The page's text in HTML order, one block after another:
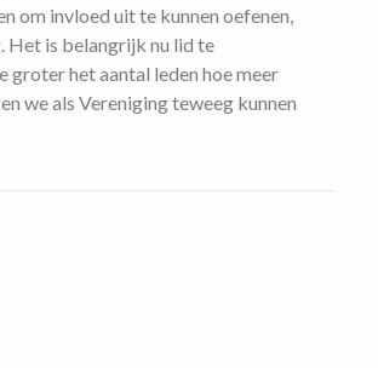
om invloed uit te kunnen oefenen,
Het is belangrijk nu lid te
groter het aantal leden hoe meer
we als Vereniging teweeg kunnen